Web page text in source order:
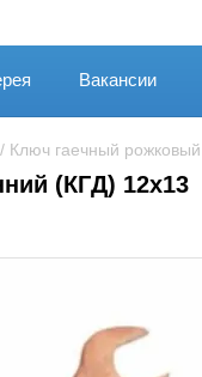
Вакансии
Ключ гаечный
(КГД) 12х13